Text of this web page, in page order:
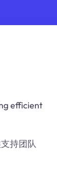
efficient
持团队